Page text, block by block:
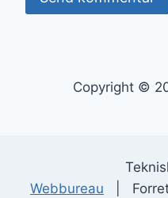
Copyright ©
Webbureau |